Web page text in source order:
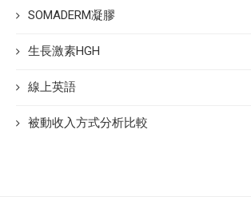
SOMADERM凝膠
生長激素HGH
線上英語
被動收入方式分析比較